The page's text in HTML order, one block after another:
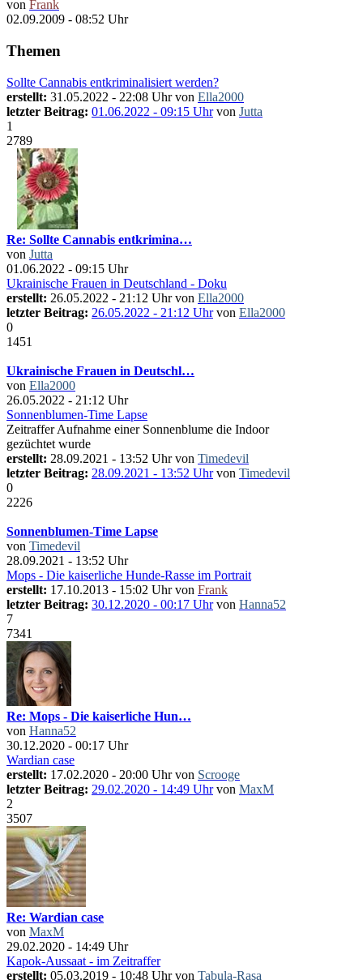
von Frank
02.09.2009 - 08:52 Uhr
Themen
Sollte Cannabis entkriminalisiert werden?
erstellt: 31.05.2022 - 22:08 Uhr von Ella2000
letzter Beitrag: 01.06.2022 - 09:15 Uhrvon Jutta
1
2789
Re: Sollte Cannabis entkrimina…
von Jutta
01.06.2022 - 09:15 Uhr
Ukrainische Frauen in Deutschland - Doku
erstellt: 26.05.2022 - 21:12 Uhr von Ella2000
letzter Beitrag: 26.05.2022 - 21:12 Uhrvon Ella2000
0
1451
Ukrainische Frauen in Deutschl…
von Ella2000
26.05.2022 - 21:12 Uhr
Sonnenblumen-Time Lapse
Zeitraffer Aufnahme einer Sonnenblume die Indoor
gezüchtet wurde
erstellt: 28.09.2021 - 13:52 Uhr von Timedevil
letzter Beitrag: 28.09.2021 - 13:52 Uhrvon Timedevil
0
2226
Sonnenblumen-Time Lapse
von Timedevil
28.09.2021 - 13:52 Uhr
Mops - Die kaiserliche Hunde-Rasse im Portrait
erstellt: 17.10.2013 - 15:02 Uhr von Frank
letzter Beitrag: 30.12.2020 - 00:17 Uhrvon Hanna52
7
7341
Re: Mops - Die kaiserliche Hun…
von Hanna52
30.12.2020 - 00:17 Uhr
Wardian case
erstellt: 17.02.2020 - 20:00 Uhr von Scrooge
letzter Beitrag: 29.02.2020 - 14:49 Uhrvon MaxM
2
3507
Re: Wardian case
von MaxM
29.02.2020 - 14:49 Uhr
Kapok-Aussaat - im Zeitraffer
erstellt: 05.03.2019 - 10:48 Uhr von Tabula-Rasa